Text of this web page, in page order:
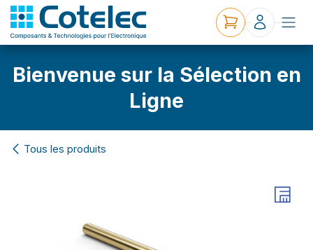
Bienvenue sur la Sélection en
Ligne
Tous les produits